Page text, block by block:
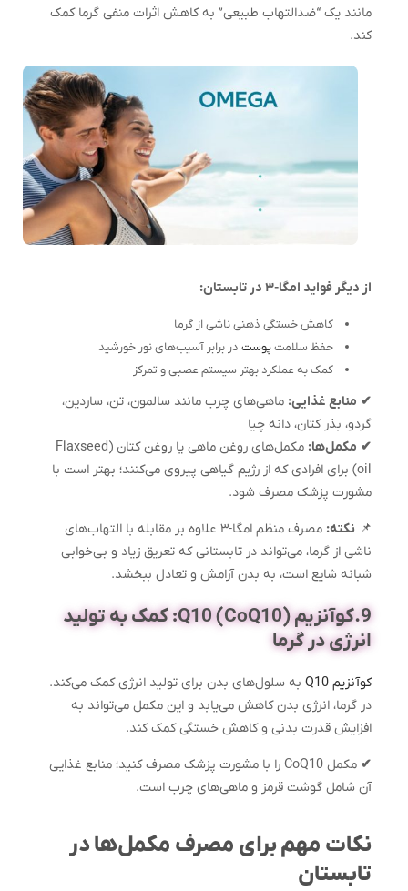
مانند یک “ضدالتهاب طبیعی” به کاهش اثرات منفی گرما کمک
کند.
از دیگر فواید امگا-۳ در تابستان:
کاهش خستگی ذهنی ناشی از گرما
حفظ سلامتپوست در برابر آسیب‌های نور خورشید
کمک به عملکرد بهتر سیستم عصبی و تمرکز
✔ منابع غذایی: ماهی‌های چرب مانند سالمون، تن، ساردین،
گردو، بذر کتان، دانه چیا
✔ مکمل‌ها:
مکمل‌های روغن ماهی یا روغن کتان (Flaxseed
oil) برای افرادی که از رژیم گیاهی پیروی می‌کنند؛ بهتر است با
مشورت پزشک مصرف شود.
📌 نکته:
مصرف منظم امگا-۳ علاوه بر مقابله با التهاب‌های
ناشی از گرما، می‌تواند در تابستانی که تعریق زیاد و بی‌خوابی
شبانه شایع است، به بدن آرامش و تعادل ببخشد.
9.کوآنزیم Q10 (CoQ10): کمک به تولید
انرژی در گرما
کوآنزیم Q10
به سلول‌های بدن برای تولید انرژی کمک می‌کند.
در گرما، انرژی بدن کاهش می‌یابد و این مکمل می‌تواند به
افزایش قدرت بدنی و کاهش خستگی کمک کند.
✔
مکمل CoQ10 را با مشورت پزشک مصرف کنید؛ منابع غذایی
آن شامل گوشت قرمز و ماهی‌های چرب است.
نکات مهم برای مصرف مکمل‌ها در
تابستان